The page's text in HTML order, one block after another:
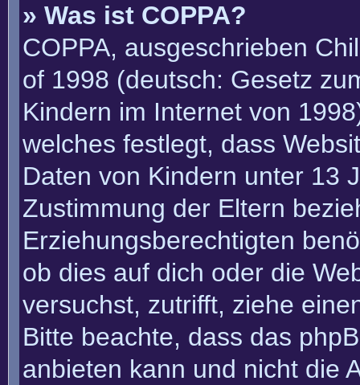
» Was ist COPPA?
COPPA, ausgeschrieben
of 1998 (deutsch: Gesetz
Kindern im Internet von
welches festlegt, dass
Daten von Kindern unter 13
Zustimmung der Eltern
Erziehungsberechtigten
ob dies auf dich oder die
versuchst, zutrifft, ziehe
Bitte beachte, dass das
anbieten kann und nicht die